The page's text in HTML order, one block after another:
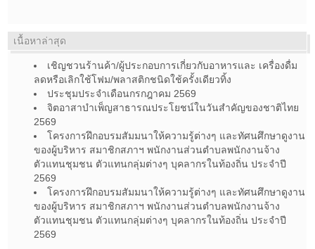
เนื้อหาล่าสุด
เชิญชวนร้านค้า/ผู้ประกอบการเกี่ยวกับอาหารและ เครื่องดื่ม
ลดหรือเลิกใช้โฟม/พลาสติกชนิดใช้ครั้งเดียวทิ้ง
ประชุมประจำเดือนกรกฎาคม 2569
จิตอาสาบำเพ็ญสาธารณประโยชน์ในวันสำคัญของชาติไทย
2569
โครงการฝึกอบรมสัมมนาให้ความรู้ต่างๆ และทัศนศึกษาดูงาน
ของผู้บริหาร สมาชิกสภาฯ พนักงานส่วนตำบลพนักงานจ้าง
ตัวแทนชุมชน ตัวแทนกลุ่มต่างๆ บุคลากรในท้องถิ่น ประจำปี
2569
โครงการฝึกอบรมสัมมนาให้ความรู้ต่างๆ และทัศนศึกษาดูงาน
ของผู้บริหาร สมาชิกสภาฯ พนักงานส่วนตำบลพนักงานจ้าง
ตัวแทนชุมชน ตัวแทนกลุ่มต่างๆ บุคลากรในท้องถิ่น ประจำปี
2569